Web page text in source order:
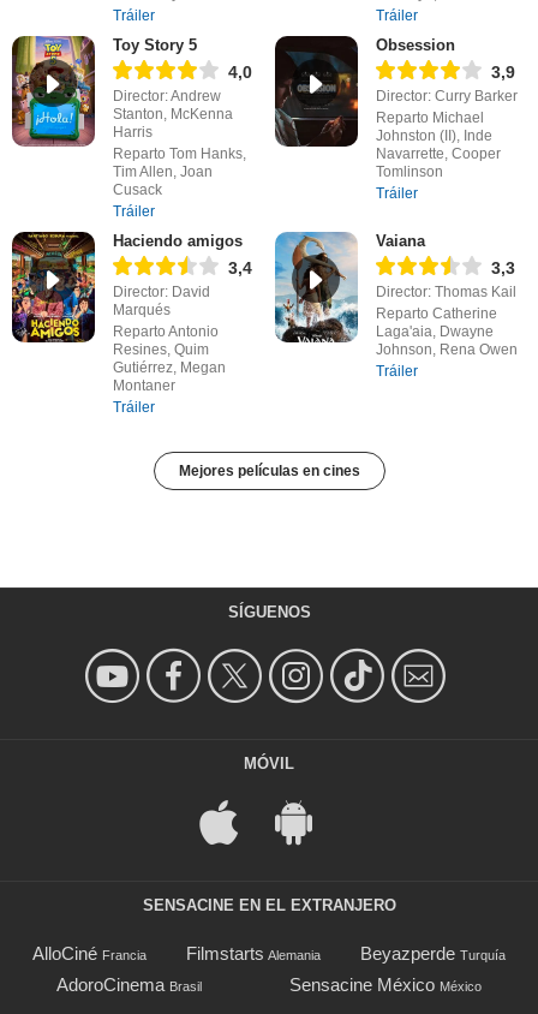
Tráiler
Tráiler
Toy Story 5
4,0
Director: Andrew
Stanton, McKenna
Harris
Reparto Tom Hanks,
Tim Allen, Joan
Cusack
Tráiler
Obsession
3,9
Director: Curry Barker
Reparto Michael
Johnston (II), Inde
Navarrette, Cooper
Tomlinson
Tráiler
Haciendo amigos
3,4
Director: David
Marqués
Reparto Antonio
Resines, Quim
Gutiérrez, Megan
Montaner
Tráiler
Vaiana
3,3
Director: Thomas Kail
Reparto Catherine
Laga'aia, Dwayne
Johnson, Rena Owen
Tráiler
Mejores películas en cines
SÍGUENOS
MÓVIL
SENSACINE EN EL EXTRANJERO
AlloCiné Francia Filmstarts Alemania Beyazperde Turquía
AdoroCinema Brasil Sensacine México México